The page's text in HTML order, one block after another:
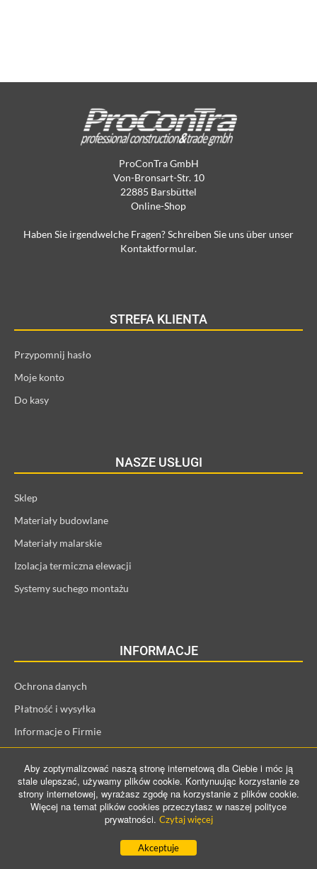
ProConTra GmbH
Von-Bronsart-Str. 10
22885 Barsbüttel
Online-Shop
Haben Sie irgendwelche Fragen? Schreiben Sie uns über unser
Kontaktformular.
STREFA KLIENTA
Przypomnij hasło
Moje konto
Do kasy
NASZE USŁUGI
Sklep
Materiały budowlane
Materiały malarskie
Izolacja termiczna elewacji
Systemy suchego montażu
INFORMACJE
Ochrona danych
Płatność i wysyłka
Informacje o Firmie
Prawo odstąpienia od umowy
©️ 2021 ProConTra GmbH. All Rights Reserved
Aby zoptymalizować naszą stronę internetową dla Ciebie i móc ją
stale ulepszać, używamy plików cookie. Kontynuując korzystanie ze
strony internetowej, wyrażasz zgodę na korzystanie z plików cookie.
Więcej na temat plików cookies przeczytasz w naszej polityce
prywatności. Czytaj więcej
Akceptuje